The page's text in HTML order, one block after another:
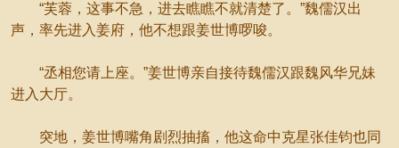
“芙蓉，这事不急，进去瞧瞧不就清楚了。”魏儒汉出
声，率先进入姜府，他不想跟姜世博啰唆。
“丞相您请上座。”姜世博亲自接待魏儒汉跟魏风华兄妹
进入大厅。
突地，姜世博嘴角剧烈抽搐，他这命中克星张佳钧也同